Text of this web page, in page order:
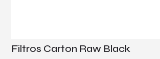
Filtros Carton Raw Black